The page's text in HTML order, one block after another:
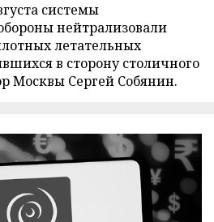
системы
нейтрализовали
летательных
в сторону столичного
Москвы Сергей Собянин.